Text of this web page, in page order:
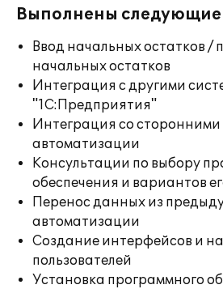
Выполнены следующие
Ввод начальных остатков /
начальных остатков
Интеграция с другими
"1С:Предприятия"
Интеграция со сторонними
автоматизации
Консультации по выбору
обеспечения и вариантов
Перенос данных из
автоматизации
Создание интерфейсов и
пользователей
Установка программного